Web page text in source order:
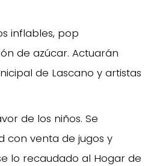
inflables, pop
de azúcar. Actuarán
de Lascano y artistas
de los niños. Se
con venta de jugos y
lo recaudado al Hogar de